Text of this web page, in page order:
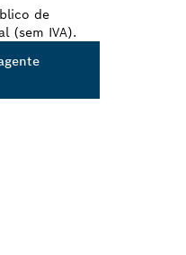
de
(sem IVA).